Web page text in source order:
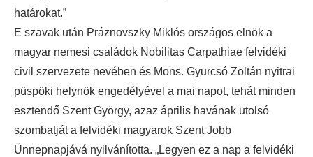
határokat.”
E szavak után Práznovszky Miklós országos elnök a
magyar nemesi családok Nobilitas Carpathiae felvidéki
civil szervezete nevében és Mons. Gyurcsó Zoltán nyitrai
püspöki helynök engedélyével a mai napot, tehát minden
esztendő Szent György, azaz április havának utolsó
szombatját a felvidéki magyarok Szent Jobb
Ünnepnapjává nyilvánította. „Legyen ez a nap a felvidéki